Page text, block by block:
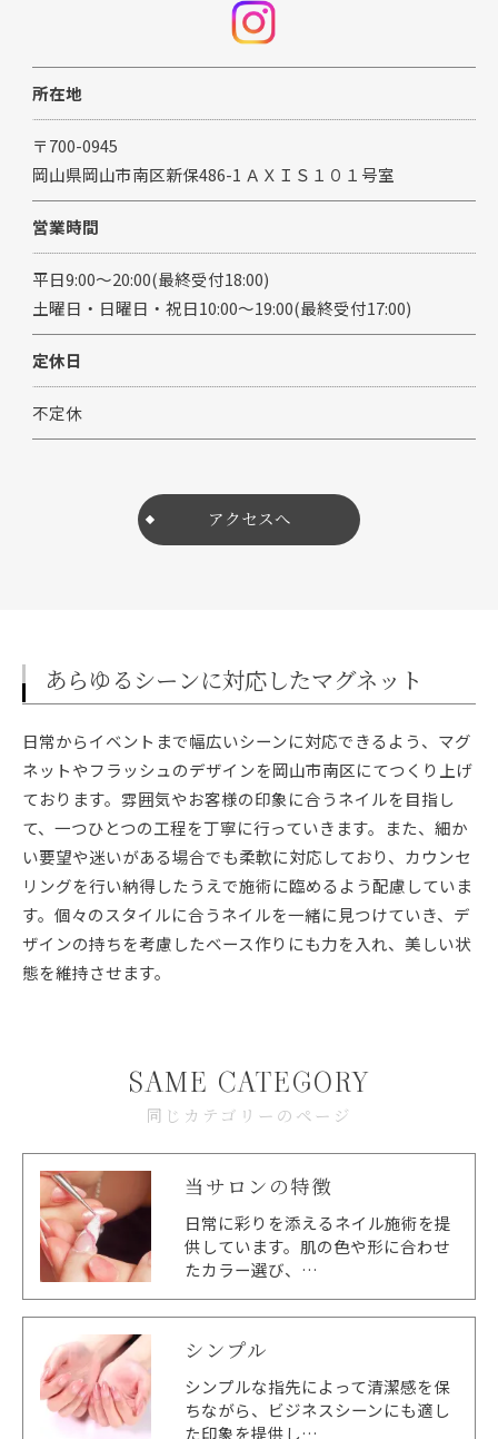
所在地
〒700-0945
岡山県岡山市南区新保486-1 ＡＸＩＳ１０１号室
営業時間
平日9:00～20:00(最終受付18:00)
土曜日・日曜日・祝日10:00～19:00(最終受付17:00)
定休日
不定休
アクセスへ
あらゆるシーンに対応したマグネット
日常からイベントまで幅広いシーンに対応できるよう、マグ
ネットやフラッシュのデザインを岡山市南区にてつくり上げ
ております。雰囲気やお客様の印象に合うネイルを目指し
て、一つひとつの工程を丁寧に行っていきます。また、細か
い要望や迷いがある場合でも柔軟に対応しており、カウンセ
リングを行い納得したうえで施術に臨めるよう配慮していま
す。個々のスタイルに合うネイルを一緒に見つけていき、デ
ザインの持ちを考慮したベース作りにも力を入れ、美しい状
態を維持させます。
同じカテゴリーのページ
SAME CATEGORY
当サロンの特徴
日常に彩りを添えるネイル施術を提
供しています。肌の色や形に合わせ
たカラー選び、…
シンプル
シンプルな指先によって清潔感を保
ちながら、ビジネスシーンにも適し
た印象を提供し…
ご予約はこちら